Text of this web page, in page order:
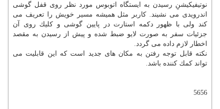
نوتیفیكیشنِ رسیدن به ایستگاه اتوبوس مورد نظر روی قفل گوشی
اندرویدی می نشیند. كاربر مثل همیشه مسیر خویش را تعریف می
كند ولی با ظهور دكمه استارت در پایین گوشی و كلیك روی آن
جزئیات سفر به صورت لایو ضبط شده و پیش از رسیدن به مقصد
اخطار لازم داده می گردد.
نكته قابل توجه رفتن به مكان های جدید است كه این قابلیت می
تواند كمك كننده باشد.
5656